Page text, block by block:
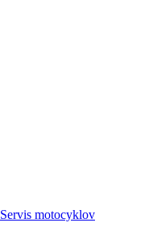
Servis motocyklov